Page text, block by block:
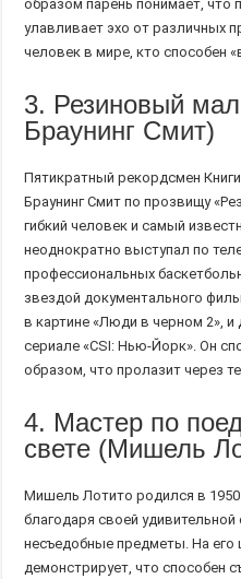
образом парень понимает, что
улавливает эхо от различных
человек в мире, кто способен
3. Резиновый
Браунинг Смит)
Пятикратный рекордсмен
Браунинг Смит по прозвищу
гибкий человек и самый
неоднократно выступал по
профессиональных
звездой документального
в картине «Люди в черном 2»,
сериале «CSI: Нью-Йорк». Он
образом, что пролазит через
4. Мастер по
свете (Мишель
Мишель Лотито родился в 1950
благодаря своей
несъедобные предметы. На его
демонстрирует, что способен